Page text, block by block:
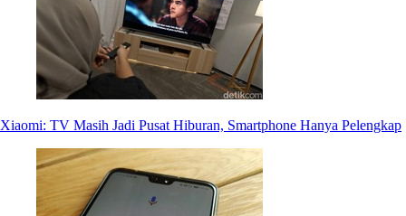
Xiaomi: TV Masih Jadi Pusat Hiburan, Smartphone Hanya Pelengkap